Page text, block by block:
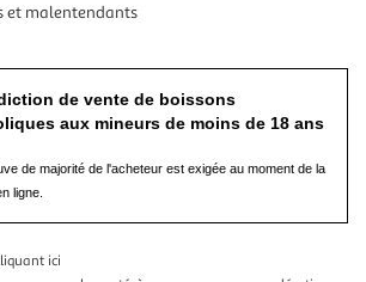
et malentendants
de vente de boissons
aux mineurs de moins de 18 ans
de majorité de l'acheteur est exigée au moment de la
ligne.
ici